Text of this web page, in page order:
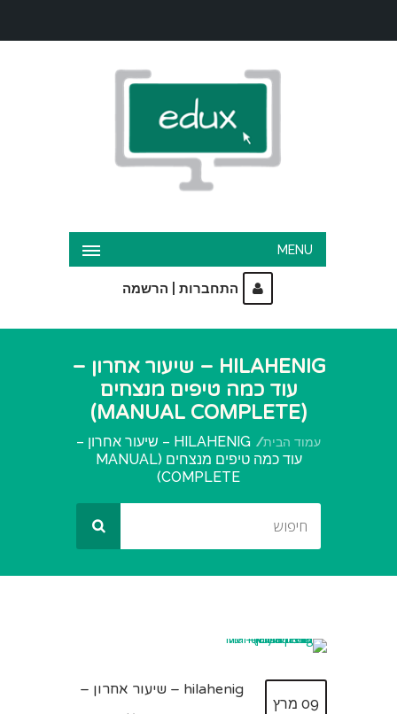
MENU
התחברות הרשמה
HILAHENIG – שיעור אחרון –
עוד כמה טיפים מנצחים
(MANUAL COMPLETE)
עמוד הבית
HILAHENIG – שיעור אחרון –
עוד כמה טיפים מנצחים (MANUAL
COMPLETE)
09 מרץ
hilahenig – שיעור אחרון –